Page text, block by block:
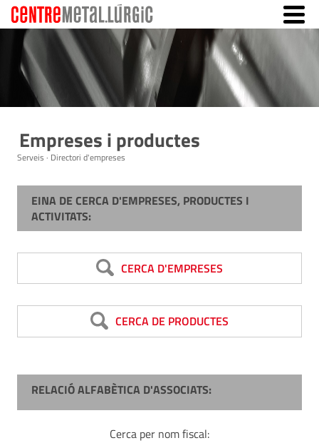
Empreses i productes
Serveis · Directori d'empreses
EINA DE CERCA D'EMPRESES, PRODUCTES I
ACTIVITATS:
CERCA D'EMPRESES
CERCA DE PRODUCTES
RELACIÓ ALFABÈTICA D'ASSOCIATS:
Cerca per nom fiscal: